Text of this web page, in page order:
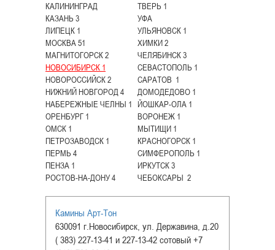
КАЛИНИНГРАД
КАЗАНЬ 3
ЛИПЕЦК 1
МОСКВА 51
МАГНИТОГОРСК 2
НОВОСИБИРСК 1
НОВОРОССИЙСК 2
НИЖНИЙ НОВГОРОД 4
НАБЕРЕЖНЫЕ ЧЕЛНЫ 1
ОРЕНБУРГ 1
ОМСК 1
ПЕТРОЗАВОДСК 1
ПЕРМЬ 4
ПЕНЗА 1
РОСТОВ-НА-ДОНУ 4
ТВЕРЬ 1
УФА
УЛЬЯНОВСК 1
ХИМКИ 2
ЧЕЛЯБИНСК 3
СЕВАСТОПОЛЬ 1
САРАТОВ 1
ДОМОДЕДОВО 1
ЙОШКАР-ОЛА 1
ВОРОНЕЖ 1
МЫТИЩИ 1
КРАСНОГОРСК 1
СИМФЕРОПОЛЬ 1
ИРКУТСК 3
ЧЕБОКСАРЫ 2
Камины Арт-Тон
630091 г.Новосибирск, ул. Державина, д.20
( 383) 227-13-41 и 227-13-42 сотовый +7